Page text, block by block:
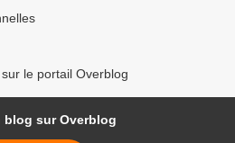
le portail Overblog
blog sur Overblog